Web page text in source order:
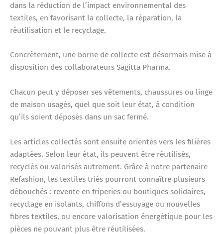
dans la réduction de l’impact environnemental des
textiles, en favorisant la collecte, la réparation, la
réutilisation et le recyclage.
Concrètement, une borne de collecte est désormais mise à
disposition des collaborateurs Sagitta Pharma.
Chacun peut y déposer ses vêtements, chaussures ou linge
de maison usagés, quel que soit leur état, à condition
qu’ils soient déposés dans un sac fermé.
Les articles collectés sont ensuite orientés vers les filières
adaptées. Selon leur état, ils peuvent être réutilisés,
recyclés ou valorisés autrement. Grâce à notre partenaire
Refashion, les textiles triés pourront connaître plusieurs
débouchés : revente en friperies ou boutiques solidaires,
recyclage en isolants, chiffons d’essuyage ou nouvelles
fibres textiles, ou encore valorisation énergétique pour les
pièces ne pouvant plus être réutilisées.